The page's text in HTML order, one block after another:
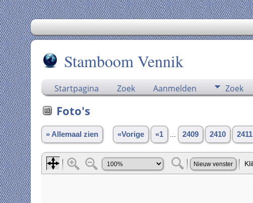
Stamboom Vennik
Startpagina Zoek Aanmelden Zoek
Foto's
» Allemaal zien «Vorige «1 2409 2410 2411